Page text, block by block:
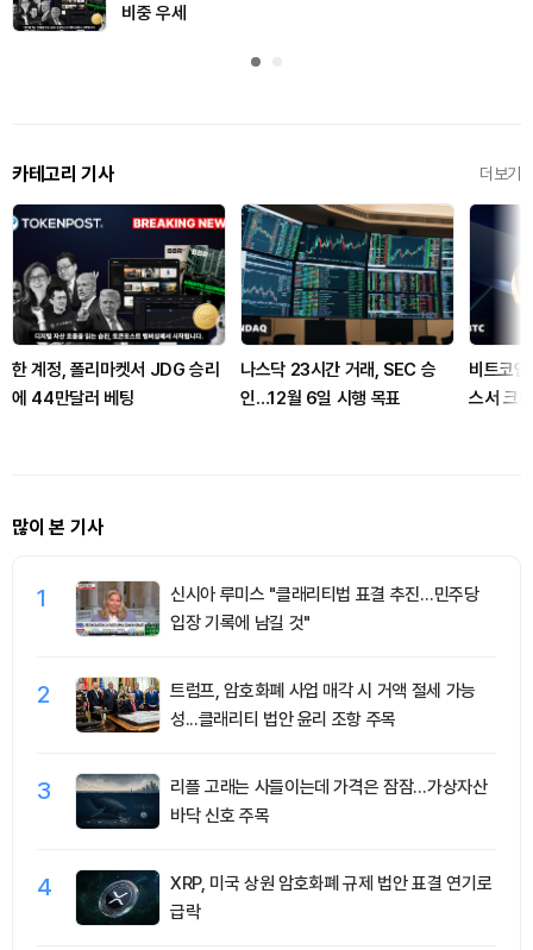
비중 우세
카테고리 기사 더보기
한 계정, 폴리마켓서 JDG 승리
에 44만달러 베팅
나스닥 23시간 거래, SEC 승
인…12월 6일 시행 목표
비트코
스서 크
많이 본 기사
1
신시아 루미스 "클래리티법 표결 추진…민주당
입장 기록에 남길 것"
2
트럼프, 암호화폐 사업 매각 시 거액 절세 가능
성...클래리티 법안 윤리 조항 주목
3
리플 고래는 사들이는데 가격은 잠잠…가상자산
바닥 신호 주목
4
XRP, 미국 상원 암호화폐 규제 법안 표결 연기로
급락